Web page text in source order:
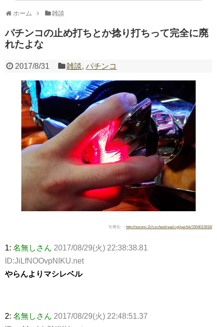
AngelBeats!とかいうクソアニメの思い出ｗｗｗ
Powered by livedoor 相互RSS
ホーム 雑談
パチンコの止め打ちとか捻り打ちって完全に廃
れたよな
2017/8/31 雑談,パチンコ
引用元: ・ http://nozomi.2ch.sc/test/read.cgi/pachik/1504013918/
1: 名無しさん 2017/08/29(火) 22:38:38.81
ID:JiLfNOOvpNIKU.net
やらんよりマシレベル
2: 名無しさん 2017/08/29(火) 22:48:51.37